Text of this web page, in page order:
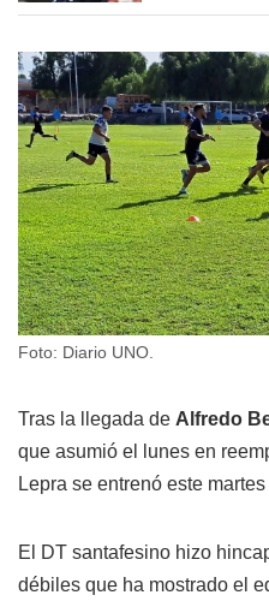
Foto: Diario UNO.
Tras la llegada de Alfredo
que asumió el lunes en
Lepra se entrenó este
El DT santafesino hizo
débiles que ha mostrado el